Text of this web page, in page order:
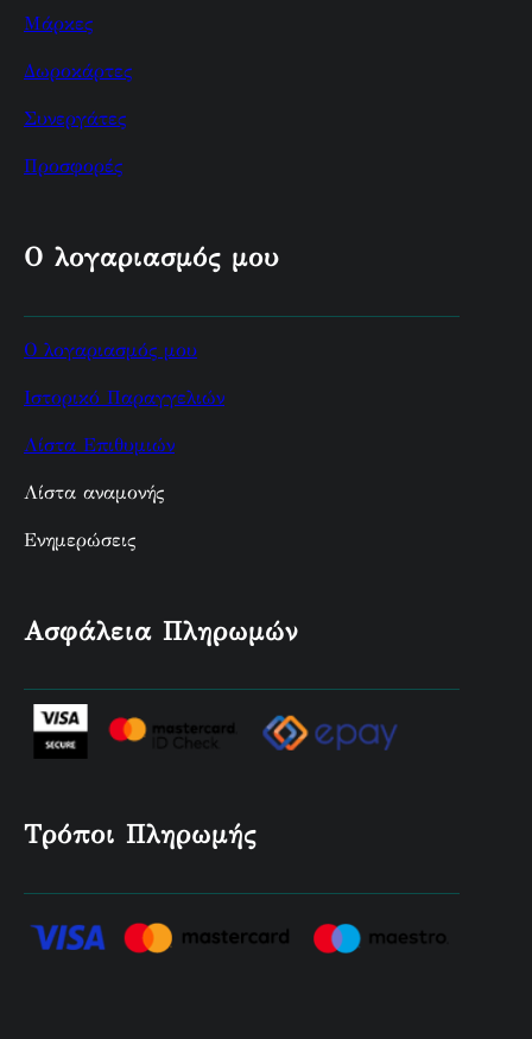
Μάρκες
Δωροκάρτες
Συνεργάτες
Προσφορές
Ο λογαριασμός μου
Ο λογαριασμός μου
Ιστορικό Παραγγελιών
Λίστα Επιθυμιών
Λίστα αναμονής
Ενημερώσεις
Ασφάλεια Πληρωμών
Τρόποι Πληρωμής